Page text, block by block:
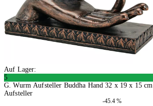
Auf Lager:
5
G. Wurm Aufsteller Buddha Hand 32 x 19 x 15 cm
Aufsteller
-45.4 %